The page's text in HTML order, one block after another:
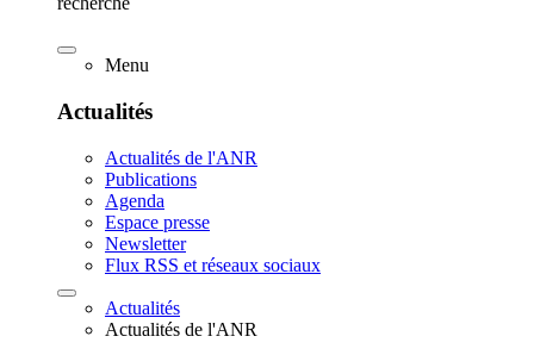
Menu
Actualités
Actualités de l'ANR
Publications
Agenda
Espace presse
Newsletter
Flux RSS et réseaux sociaux
Actualités
Actualités de l'ANR